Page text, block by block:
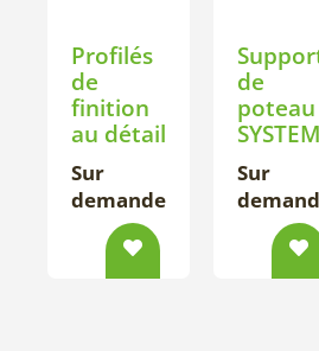
Profilés
de
finition
au détail
Sur
demande
de
poteau
SYSTEM
Sur